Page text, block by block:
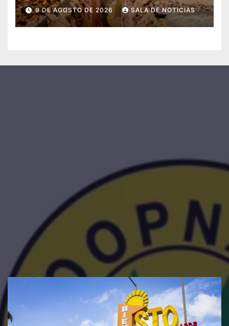
comerciantes y residentes
9 DE AGOSTO DE 2026 SALA DE NOTICIAS